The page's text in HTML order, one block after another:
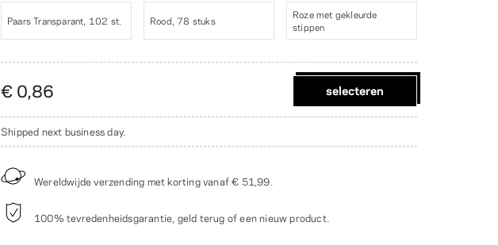
Paars Transparant, 102 st. Rood, 78 stuks
Roze met gekleurde
stippen
€ 0,86 selecteren
Shipped next business day.
Wereldwijde verzending met korting vanaf€ 51,99
100% tevredenheidsgarantie, geld terug of een nieuw product.